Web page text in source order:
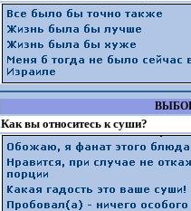
Как вы относитесь к суши?